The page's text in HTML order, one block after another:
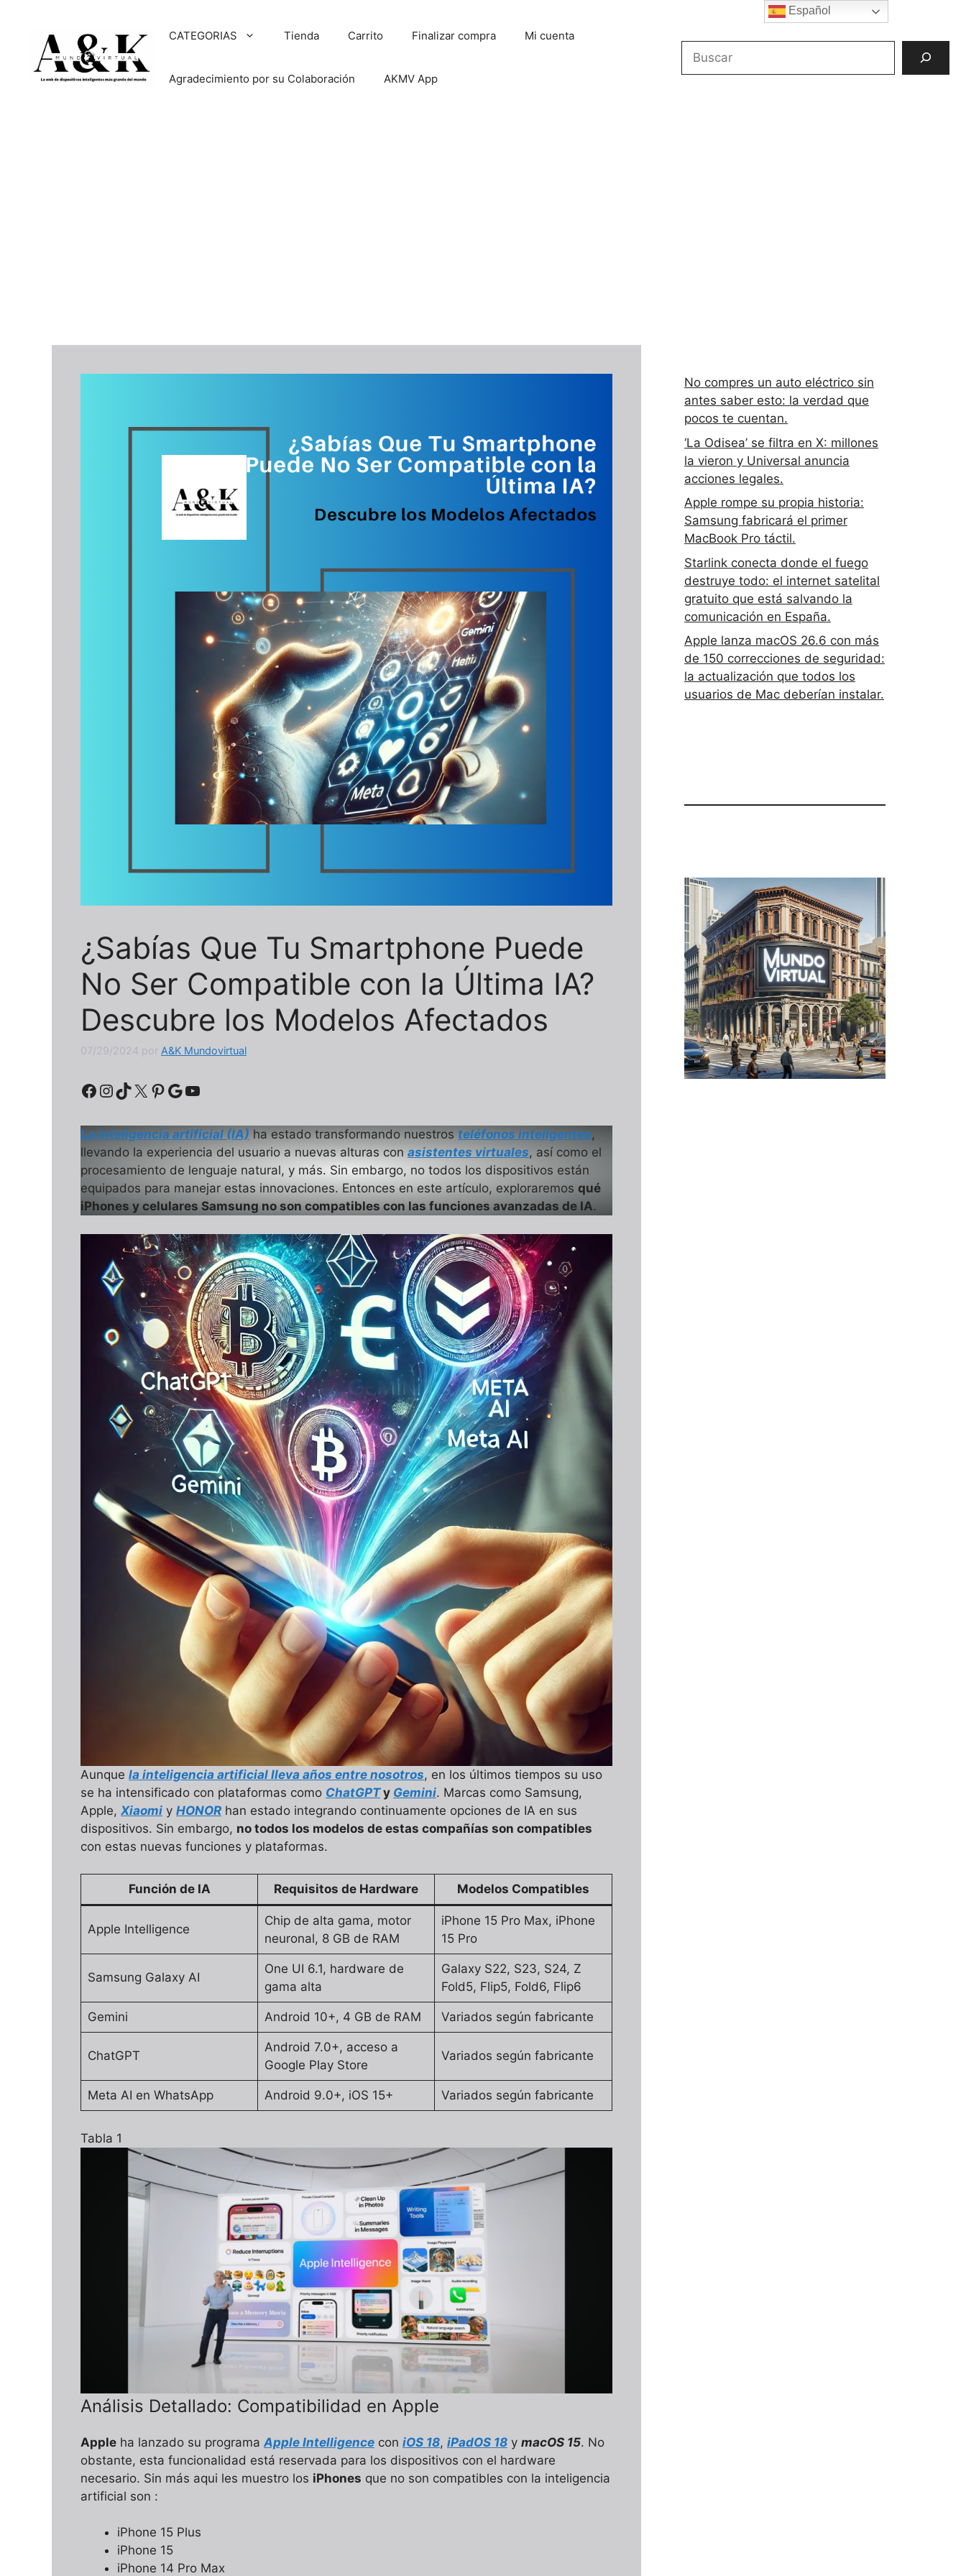
contenido
CATEGORIAS Tienda Carrito Finalizar compra Mi cuenta
Agradecimiento por su Colaboración AKMV App
¿Sabías Que Tu Smartphone Puede
No Ser Compatible con la Última IA?
Descubre los Modelos Afectados
07/29/2024 por A&K Mundovirtual
Facebook
Instagram
TikTok
X Pinterest
Google
YouTube
La inteligencia artificial (IA) ha estado transformando nuestros teléfonos inteligentes,
llevando la experiencia del usuario a nuevas alturas con asistentes virtuales, así como el
procesamiento de lenguaje natural, y más. Sin embargo, no todos los dispositivos están
equipados para manejar estas innovaciones. Entonces en este artículo, exploraremos qué
iPhones y celulares Samsung no son compatibles con las funciones avanzadas de IA.
Aunque la inteligencia artificial lleva años entre nosotros, en los últimos tiempos su uso
se ha intensificado con plataformas como ChatGPTy Gemini. Marcas como Samsung,
Apple, Xiaomi y HONOR han estado integrando continuamente opciones de IA en sus
dispositivos. Sin embargo, no todos los modelos de estas compañías son compatibles
con estas nuevas funciones y plataformas.
Función de IA Requisitos de Hardware Modelos Compatibles
Apple Intelligence
Chip de alta gama, motor
neuronal, 8 GB de RAM
iPhone 15 Pro Max, iPhone
15 Pro
Samsung Galaxy AI
One UI 6.1, hardware de
gama alta
Galaxy S22, S23, S24, Z
Fold5, Flip5, Fold6, Flip6
Gemini Android 10+, 4 GB de RAM Variados según fabricante
ChatGPT
Android 7.0+, acceso a
Google Play Store
Variados según fabricante
Meta AI en WhatsApp Android 9.0+, iOS 15+ Variados según fabricante
Tabla 1
Análisis Detallado: Compatibilidad en Apple
Apple ha lanzado su programa Apple Intelligence con iOS 18, iPadOS 18 y macOS 15. No
obstante, esta funcionalidad está reservada para los dispositivos con el hardware
necesario. Sin más aqui les muestro los iPhones que no son compatibles con la inteligencia
artificial son :
iPhone 15 Plus
iPhone 15
iPhone 14 Pro Max
No compres un auto eléctrico sin
antes saber esto: la verdad que
pocos te cuentan.
‘La Odisea’ se filtra en X: millones
la vieron y Universal anuncia
acciones legales.
Apple rompe su propia historia:
Samsung fabricará el primer
MacBook Pro táctil.
Starlink conecta donde el fuego
destruye todo: el internet satelital
gratuito que está salvando la
comunicación en España.
Apple lanza macOS 26.6 con más
de 150 correcciones de seguridad:
la actualización que todos los
usuarios de Mac deberían instalar.
Español